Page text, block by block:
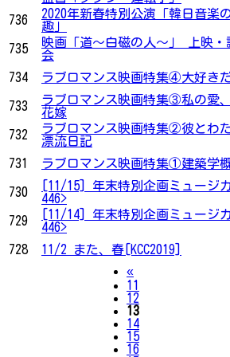
736
2020年新春特別公演「韓日音楽
趣」
735
映画「道～白磁の人～」 上映・
会
734
ラブロマンス映画特集④大好き
733
ラブロマンス映画特集③私の愛
花嫁
732
ラブロマンス映画特集②彼とわ
漂流日記
731
ラブロマンス映画特集①建築学
730
[11/15] 年末特別企画ミュージ
446>
729
[11/14] 年末特別企画ミュージ
446>
728
11/2 また、春[KCC2019]
«Previous
11
12
13
14
15
16